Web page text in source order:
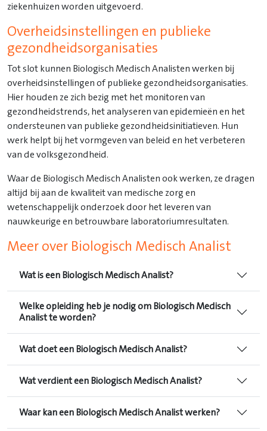
ziekenhuizen worden uitgevoerd.
Overheidsinstellingen en publieke
gezondheidsorganisaties
Tot slot kunnen Biologisch Medisch Analisten werken bij
overheidsinstellingen of publieke gezondheidsorganisaties.
Hier houden ze zich bezig met het monitoren van
gezondheidstrends, het analyseren van epidemieën en het
ondersteunen van publieke gezondheidsinitiatieven. Hun
werk helpt bij het vormgeven van beleid en het verbeteren
van de volksgezondheid.
Waar de Biologisch Medisch Analisten ook werken, ze dragen
altijd bij aan de kwaliteit van medische zorg en
wetenschappelijk onderzoek door het leveren van
nauwkeurige en betrouwbare laboratoriumresultaten.
Meer over Biologisch Medisch Analist
Wat is een Biologisch Medisch Analist?
Welke opleiding heb je nodig om Biologisch Medisch
Analist te worden?
Wat doet een Biologisch Medisch Analist?
Wat verdient een Biologisch Medisch Analist?
Waar kan een Biologisch Medisch Analist werken?